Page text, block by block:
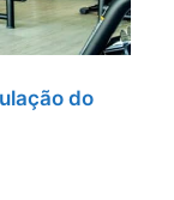
do